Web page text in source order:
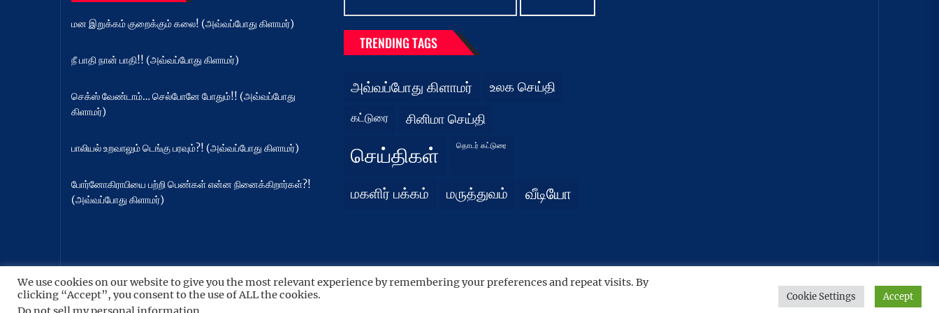
மன இறுக்கம் குறைக்கும் கலை! (அவ்வப்போது கிளாமர்)
நீ பாதி நான் பாதி!! (அவ்வப்போது கிளாமர்)
செக்ஸ் வேண்டாம்… செல்போனே போதும்!! (அவ்வப்போது
கிளாமர்)
பாலியல் உறவாலும் டெங்கு பரவும்?! (அவ்வப்போது கிளாமர்)
போர்னோகிராபியை பற்றி பெண்கள் என்ன நினைக்கிறார்கள்?!
(அவ்வப்போது கிளாமர்)
TRENDING TAGS
அவ்வப்போது கிளாமர் உலக செய்தி
கட்டுரை சினிமா செய்தி
செய்திகள் தொடர் கட்டுரை
மகளிர் பக்கம் மருத்துவம் வீடியோ
Copyright © 2026நிதர்சனம்.All rights reserved.
Theme: BoundlessNews By
HomePrivacyAthirady
We use cookies on our website to give you the most relevant experience by remembering your preferences and repeat visits. By
clicking “Accept”, you consent to the use of ALL the cookies.
Cookie Settings Accept